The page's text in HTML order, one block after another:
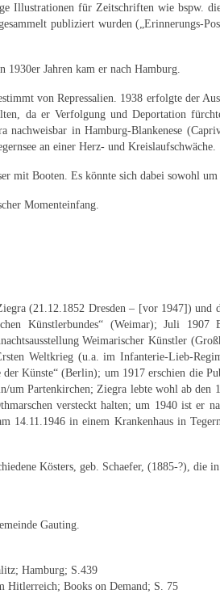
Illustrationen für Zeitschriften wie bspw.
publiziert wurden („Erinnerungs-
Jahren kam er nach Hamburg.
von Repressalien. 1938 erfolgte der
da er Verfolgung und Deportation
in Hamburg-Blankenese
an einer Herz- und Kreislaufschwäche.
Booten. Es könnte sich dabei sowohl um
Momenteinfang.
(21.12.1852 Dresden – [vor 1947]) und
Künstlerbundes“ (Weimar); Juli 1907
Weimarischer Künstler
Weltkrieg (u.a. im Infanterie-Lieb-
Künste“ (Berlin); um 1917 erschien die
Partenkirchen; Ziegra lebte wohl ab den
versteckt halten; um 1940 ist er
in einem Krankenhaus in
Kösters, geb. Schaefer, (1885-?), die
Gauting.
Hamburg; S.439
Hitlerreich; Books on Demand; S. 75